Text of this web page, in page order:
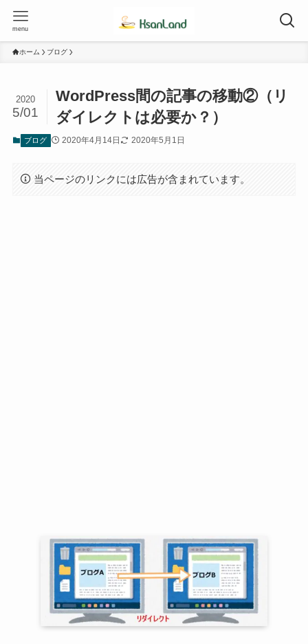
menu
ホーム ブログ
WordPress間の記事の移動②（リ
ダイレクトは必要か？）
2020
5/01
ブログ 2020年4月14日 2020年5月1日
当ページのリンクには広告が含まれています。